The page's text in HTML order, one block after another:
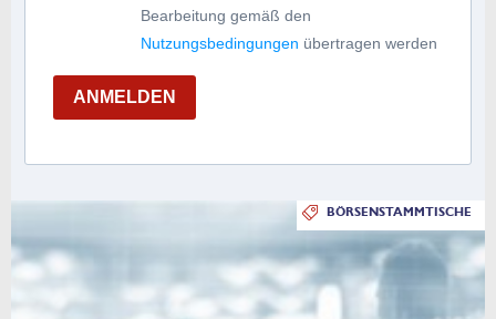
Bearbeitung gemäß den
Nutzungsbedingungen übertragen werden
ANMELDEN
BÖRSENSTAMMTISCHE